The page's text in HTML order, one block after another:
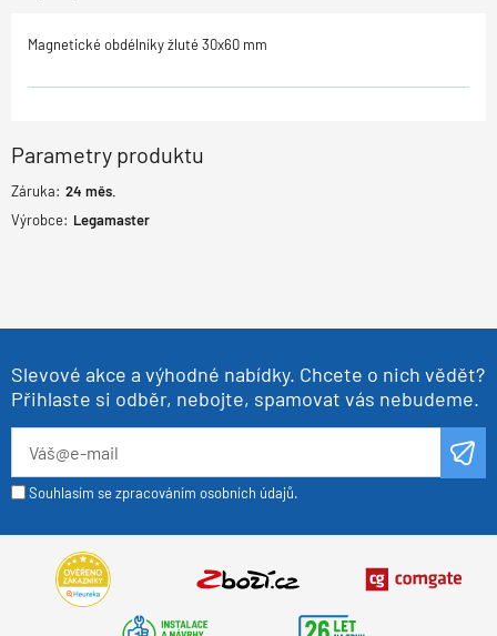
Magnetické obdélníky žluté 30x60 mm
Parametry produktu
Záruka: 24 měs.
Výrobce: Legamaster
Slevové akce a výhodné nabídky. Chcete o nich vědět?
Přihlaste si odběr, nebojte, spamovat vás nebudeme.
Souhlasím se zpracováním osobních údajů.